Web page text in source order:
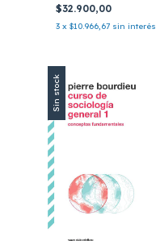
$32.900,00
3 x $10.966,67 sin interés
Sin stock